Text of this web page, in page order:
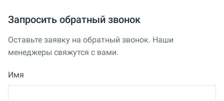
Запросить обратный звонок
Оставьте заявку на обратный звонок. Наши
менеджеры свяжутся с вами.
Имя